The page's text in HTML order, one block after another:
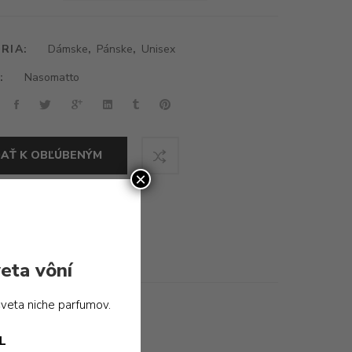
Dámske, Pánske, Unisex
Nasomatto
K OBĽÚBENÝM
vôní
niche parfumov.
×